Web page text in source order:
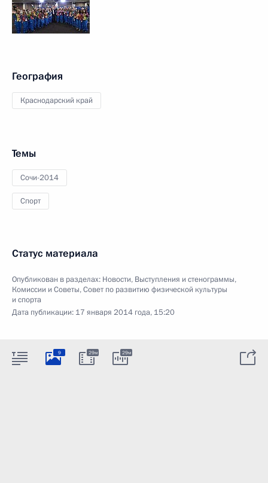
География
Краснодарский край
Темы
Сочи-2014
Спорт
Статус материала
Опубликован в разделах: Новости, Выступления и стенограммы,
Комиссии и Советы,Совет по развитию физической культуры
и спорта
Дата публикации: 17 января 2014 года, 15:20
9 29м 29м